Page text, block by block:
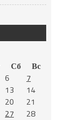
Сб
Вс
6
7
13
14
20
21
27
28